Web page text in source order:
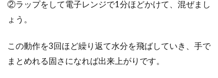
②ラップをして電子レンジで1分ほどかけて、混ぜまし
ょう。
この動作を3回ほど繰り返て水分を飛ばしていき、手で
まとめれる固さになれば出来上がりです。